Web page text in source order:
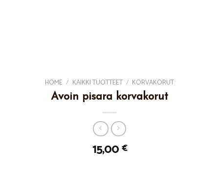
HOME / KAIKKI TUOTTEET / KORVAKORUT
Avoin pisara korvakorut
15,00 €